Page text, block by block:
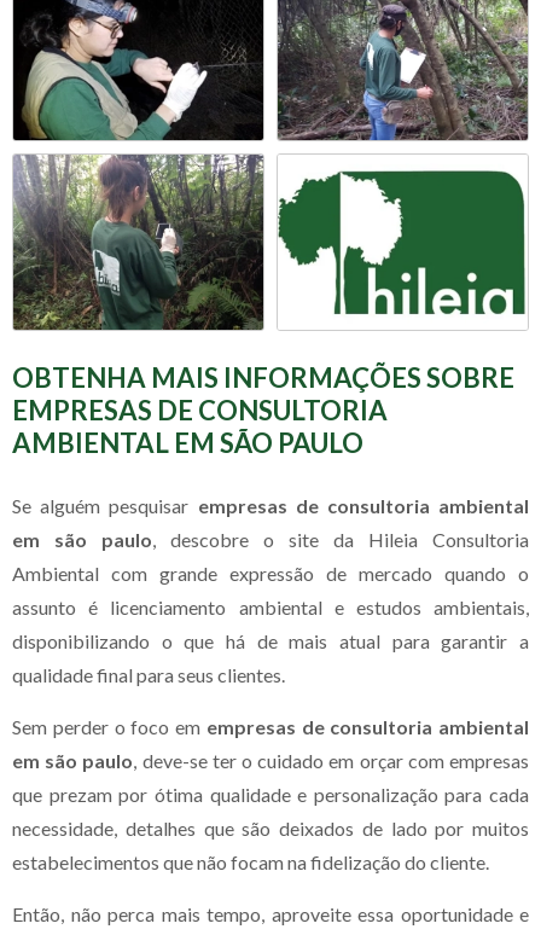
OBTENHA MAIS INFORMAÇÕES SOBRE
EMPRESAS DE CONSULTORIA
AMBIENTAL EM SÃO PAULO
Se alguém pesquisar empresas de consultoria ambiental
em são paulo, descobre o site da Hileia Consultoria
Ambiental com grande expressão de mercado quando o
assunto é licenciamento ambiental e estudos ambientais,
disponibilizando o que há de mais atual para garantir a
qualidade final para seus clientes.
Sem perder o foco em empresas de consultoria ambiental
em são paulo, deve-se ter o cuidado em orçar com empresas
que prezam por ótima qualidade e personalização para cada
necessidade, detalhes que são deixados de lado por muitos
estabelecimentos que não focam na fidelização do cliente.
Então, não perca mais tempo, aproveite essa oportunidade e